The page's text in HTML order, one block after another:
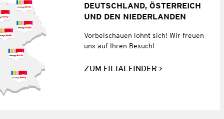
DEUTSCHLAND, ÖSTERREICH
UND DEN NIEDERLANDEN
Vorbeischauen lohnt sich! Wir freuen
uns auf Ihren Besuch!
ZUM FILIALFINDER